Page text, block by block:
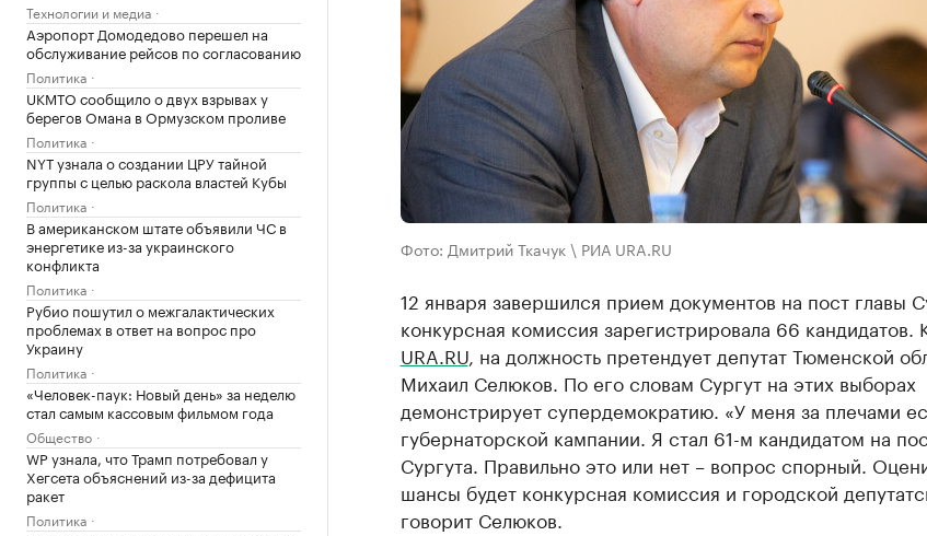
Технологии и медиа
Аэропорт Домодедово перешел на
обслуживание рейсов по согласованию
Политика
UKMTO сообщило о двух взрывах у
берегов Омана в Ормузском проливе
Политика
NYT узнала о создании ЦРУ тайной
группы с целью раскола властей Кубы
Политика
В американском штате объявили ЧС в
энергетике из-за украинского
конфликта
Политика
Рубио пошутил о межгалактических
проблемах в ответ на вопрос про
Украину
Политика
«Человек-паук: Новый день» за неделю
стал самым кассовым фильмом года
Общество
WP узнала, что Трамп потребовал у
Хегсета объяснений из-за дефицита
ракет
Политика
Фото: Дмитрий Ткачук \ РИА URA.RU
12 января завершился прием документов на пост главы
конкурсная комиссия зарегистрировала 66 кандидатов.
URA.RU, на должность претендует депутат Тюменской
Михаил Селюков. По его словам Сургут на этих выборах
демонстрирует супердемократию. «У меня за плечами
губернаторской кампании. Я стал 61-м кандидатом на
Сургута. Правильно это или нет – вопрос спорный.
шансы будет конкурсная комиссия и городской
говорит Селюков.